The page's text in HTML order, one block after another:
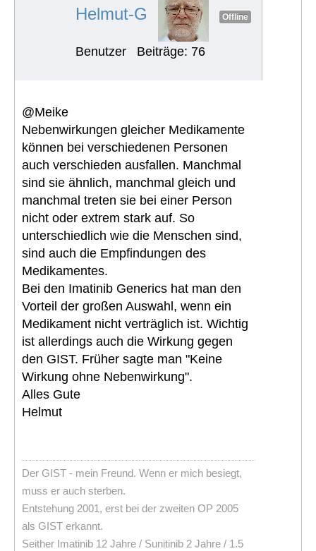
Helmut-G Offline
Benutzer Beiträge: 76
@Meike
Nebenwirkungen gleicher Medikamente
können bei verschiedenen Personen
auch verschieden ausfallen. Manchmal
sind sie ähnlich, manchmal gleich und
manchmal treten sie bei einer Person
nicht oder extrem stark auf. So
unterschiedlich wie die Menschen sind,
sind auch die Empfindungen des
Medikamentes.
Bei den Imatinib Generics hat man den
Vorteil der großen Auswahl, wenn ein
Medikament nicht verträglich ist. Wichtig
ist allerdings auch die Wirkung gegen
den GIST. Früher sagte man "Keine
Wirkung ohne Nebenwirkung".
Alles Gute
Helmut
Der GIST - mein Freund. Wenn er mich besiegt,
muss er auch sterben.
Entstehung 2001, erst bei der zweiten OP 2005
als GIST erkannt.
Seither Imatinib 12 Jahre / Sunitinib 2 Jahre / 1.5